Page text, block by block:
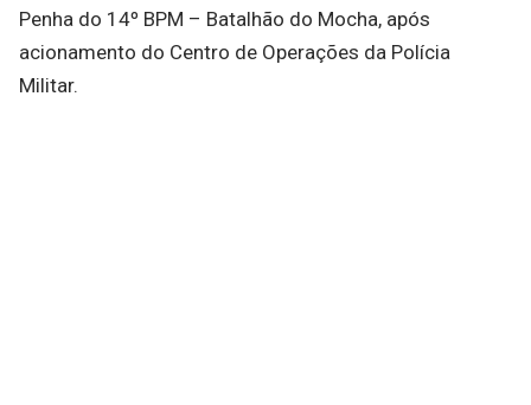
Penha do 14º BPM – Batalhão do Mocha, após
acionamento do Centro de Operações da Polícia
Militar.